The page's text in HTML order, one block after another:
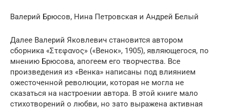
Валерий Брюсов, Нина Петровская и Андрей Белый
Далее Валерий Яковлевич становится автором
сборника «Στεφανος» («Венок», 1905), являющегося, по
мнению Брюсова, апогеем его творчества. Все
произведения из «Венка» написаны под влиянием
ожесточенной революции, которая не могла не
сказаться на настроении автора. В этой книге мало
стихотворений о любви, но зато выражена активная